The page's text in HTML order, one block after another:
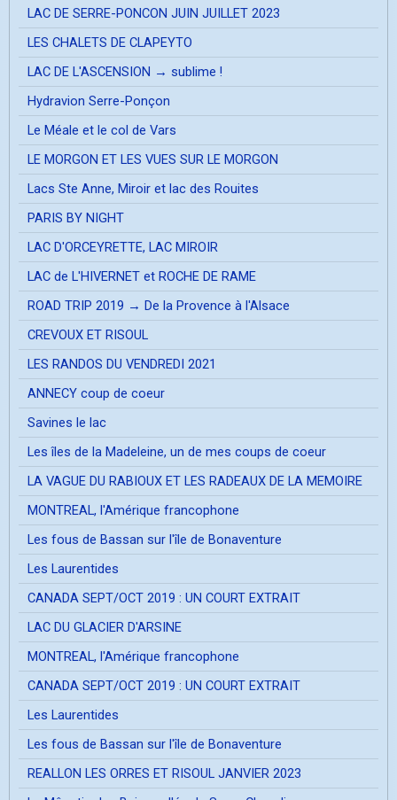
LAC DE SERRE-PONCON JUIN JUILLET 2023
LES CHALETS DE CLAPEYTO
LAC DE L'ASCENSION → sublime !
Hydravion Serre-Ponçon
Le Méale et le col de Vars
LE MORGON ET LES VUES SUR LE MORGON
Lacs Ste Anne, Miroir et lac des Rouites
PARIS BY NIGHT
LAC D'ORCEYRETTE, LAC MIROIR
LAC de L'HIVERNET et ROCHE DE RAME
ROAD TRIP 2019 → De la Provence à l'Alsace
CREVOUX ET RISOUL
LES RANDOS DU VENDREDI 2021
ANNECY coup de coeur
Savines le lac
Les îles de la Madeleine, un de mes coups de coeur
LA VAGUE DU RABIOUX ET LES RADEAUX DE LA MEMOIRE
MONTREAL, l'Amérique francophone
Les fous de Bassan sur l'île de Bonaventure
Les Laurentides
CANADA SEPT/OCT 2019 : UN COURT EXTRAIT
LAC DU GLACIER D'ARSINE
MONTREAL, l'Amérique francophone
CANADA SEPT/OCT 2019 : UN COURT EXTRAIT
Les Laurentides
Les fous de Bassan sur l'île de Bonaventure
REALLON LES ORRES ET RISOUL JANVIER 2023